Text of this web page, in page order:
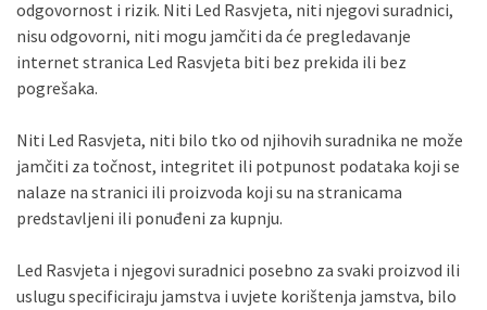
odgovornost i rizik. Niti Led Rasvjeta, niti njegovi suradnici,
nisu odgovorni, niti mogu jamčiti da će pregledavanje
internet stranica Led Rasvjeta biti bez prekida ili bez
pogrešaka.
Niti Led Rasvjeta, niti bilo tko od njihovih suradnika ne može
jamčiti za točnost, integritet ili potpunost podataka koji se
nalaze na stranici ili proizvoda koji su na stranicama
predstavljeni ili ponuđeni za kupnju.
Led Rasvjeta i njegovi suradnici posebno za svaki proizvod ili
uslugu specificiraju jamstva i uvjete korištenja jamstva, bilo